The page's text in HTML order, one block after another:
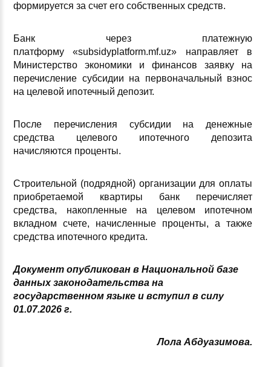
формируется за счет его собственных средств.
Банк через платежную
платформу «subsidyplatform.mf.uz» направляет в
Министерство экономики и финансов заявку на
перечисление субсидии на первоначальный взнос
на целевой ипотечный депозит.
После перечисления субсидии на денежные
средства целевого ипотечного депозита
начисляются проценты.
Строительной (подрядной) организации для оплаты
приобретаемой квартиры банк перечисляет
средства, накопленные на целевом ипотечном
вкладном счете, начисленные проценты, а также
средства ипотечного кредита.
Документ опубликован в Национальной базе
данных законодательства на
государственном языке и вступил в силу
01.07.2026 г.
Лола Абдуазимова.